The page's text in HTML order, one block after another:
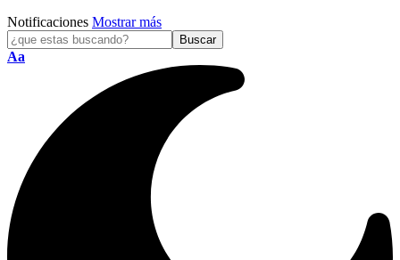
Notificaciones Mostrar más
Tamaño
Aa